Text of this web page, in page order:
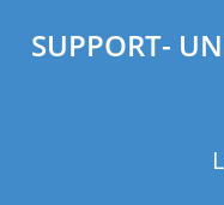
SUPPORT-